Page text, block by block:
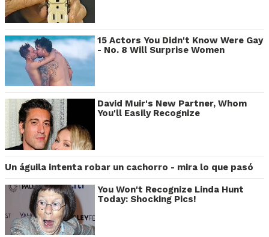
15 Actors You Didn't Know Were Gay
- No. 8 Will Surprise Women
David Muir's New Partner, Whom
You'll Easily Recognize
Un águila intenta robar un cachorro - mira lo que pasó
You Won't Recognize Linda Hunt
Today: Shocking Pics!